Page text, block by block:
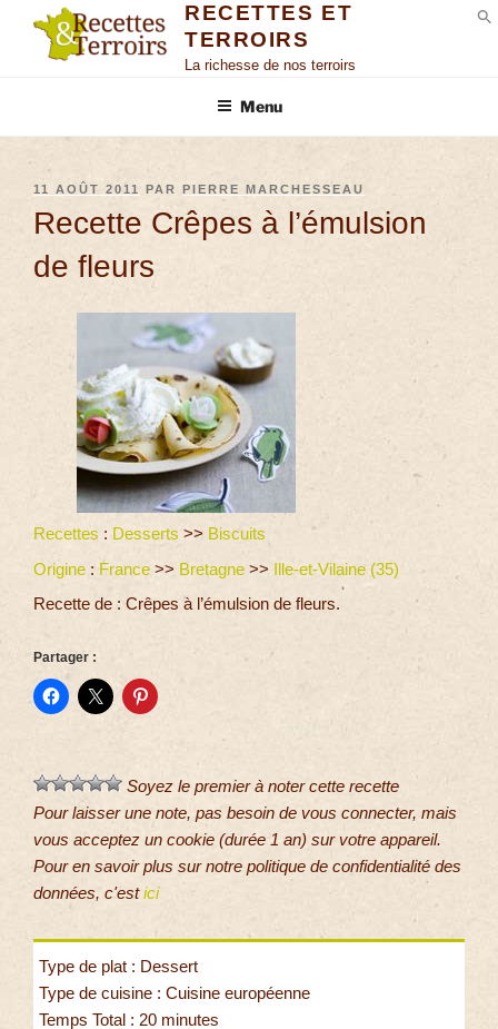
RECETTES ET
TERROIRS
La richesse de nos terroirs
Menu
11 AOÛT 2011 PAR PIERRE MARCHESSEAU
Recette Crêpes à l’émulsion
de fleurs
Recettes : Desserts >> Biscuits
Origine : France >> Bretagne >> Ille-et-Vilaine (35)
Recette de : Crêpes à l’émulsion de fleurs.
Partager :
Soyez le premier à noter cette recette
Pour laisser une note, pas besoin de vous connecter, mais
vous acceptez un cookie (durée 1 an) sur votre appareil.
Pour en savoir plus sur notre politique de confidentialité des
données, c'estici
Type de plat : Dessert
Type de cuisine : Cuisine européenne
Temps Total : 20 minutes